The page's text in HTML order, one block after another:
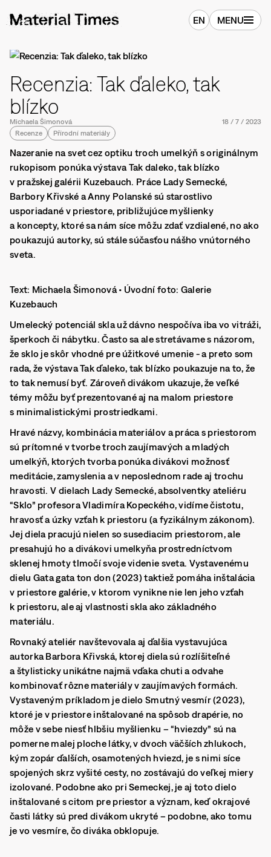
EN MENU
Recenzia: Tak ďaleko, tak
blízko
Michaela Šimonová 18 / 7 / 2023
Recenze
Přírodní materiály
Nazeranie na svet cez optiku troch umelkýň s originálnym
rukopisom ponúka výstava Tak daleko, tak blízko
v pražskej galérii Kuzebauch. Práce Lady Semecké,
Barbory Křivské a Anny Polanské sú starostlivo
usporiadané v priestore, približujúce myšlienky
a koncepty, ktoré sa nám síce môžu zdať vzdialené, no ako
poukazujú autorky, sú stále súčasťou nášho vnútorného
sveta.
Text: Michaela Šimonová • Úvodní foto: Galerie
Kuzebauch
Umelecký potenciál skla už dávno nespočíva iba vo vitráži,
šperkoch či nábytku. Často sa ale stretávame s názorom,
že sklo je skôr vhodné pre úžitkové umenie - a preto som
rada, že výstava Tak ďaleko, tak blízko poukazuje na to, že
to tak nemusí byť. Zároveň divákom ukazuje, že veľké
témy môžu byť prezentované aj na malom priestore
s minimalistickými prostriedkami.
Hravé názvy, kombinácia materiálov a práca s priestorom
sú prítomné v tvorbe troch zaujímavých a mladých
umelkýň, ktorých tvorba ponúka divákovi možnosť
meditácie, zamyslenia a v neposlednom rade aj trochu
hravosti. V dielach Lady Semecké, absolventky ateliéru
“Sklo” profesora Vladimíra Kopeckého, vidíme čistotu,
hravosť a úzky vzťah k priestoru (a fyzikálnym zákonom).
Jej diela pracujú nielen so susediacim priestorom, ale
presahujú ho a divákovi umelkyňa prostredníctvom
sklenej hmoty tlmočí svoje videnie sveta. Vystavenému
dielu Gata gata ton don (2023) taktiež pomáha inštalácia
v priestore galérie, v ktorom vynikne nie len jeho vzťah
k priestoru, ale aj vlastnosti skla ako základného
materiálu.
Rovnaký ateliér navštevovala aj ďalšia vystavujúca
autorka Barbora Křivská, ktorej diela sú rozlíšiteľné
a štylisticky unikátne najmä vďaka chuti a odvahe
kombinovať rôzne materiály v zaujímavých formách.
Vystaveným príkladom je dielo Smutný vesmír (2023),
ktoré je v priestore inštalované na spôsob drapérie, no
môže v sebe niesť hlbšiu myšlienku – “hviezdy” sú na
pomerne malej ploche látky, v dvoch väčších zhlukoch,
kým zopár ďalších, osamotených hviezd, je s nimi síce
spojených skrz vyšité cesty, no zostávajú do veľkej miery
izolované. Podobne ako pri Semeckej, je aj toto dielo
inštalované s citom pre priestor a význam, keď okrajové
časti látky sú pred divákom ukryté – podobne, ako tomu
je vo vesmíre, čo diváka obklopuje.